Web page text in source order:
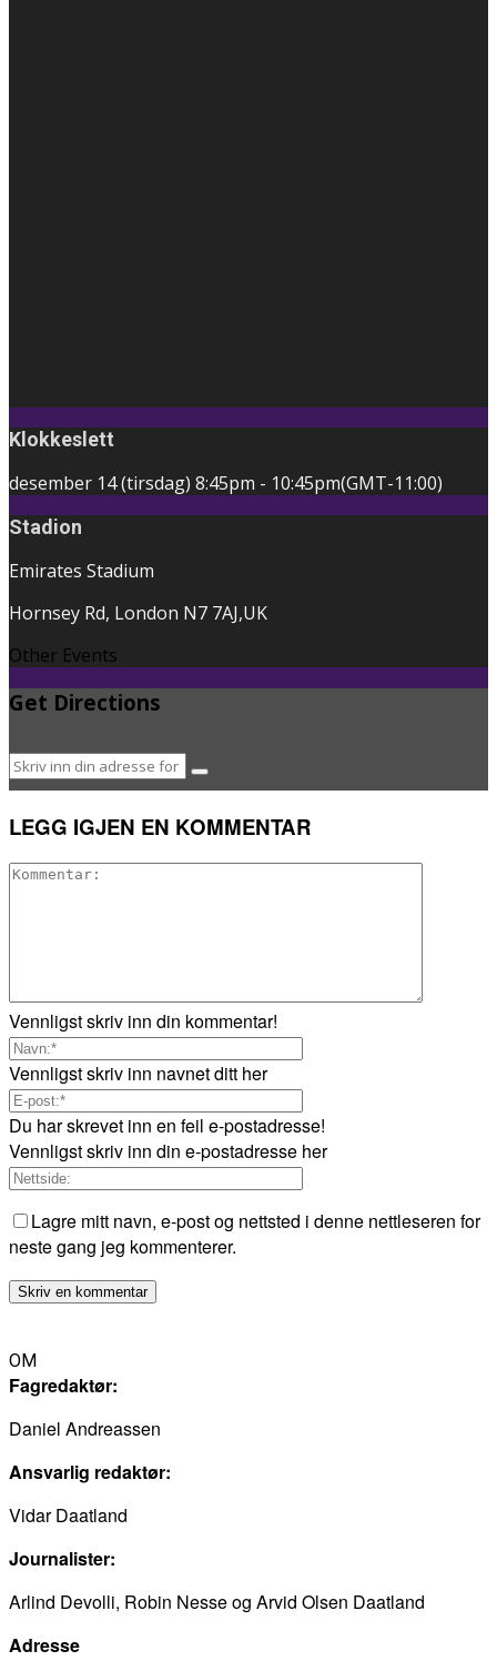
Klokkeslett
desember 14 (tirsdag) 8:45pm - 10:45pm(GMT-11:00)
Stadion
Emirates Stadium
Hornsey Rd, London N7 7AJ,UK
Other Events
Get Directions
LEGG IGJEN EN KOMMENTAR
Vennligst skriv inn din kommentar!
Vennligst skriv inn navnet ditt her
Du har skrevet inn en feil e-postadresse!
Vennligst skriv inn din e-postadresse her
Lagre mitt navn, e-post og nettsted i denne nettleseren for
neste gang jeg kommenterer.
OM
Fagredaktør:
Daniel Andreassen
Ansvarlig redaktør:
Vidar Daatland
Journalister:
Arlind Devolli, Robin Nesse og Arvid Olsen Daatland
Adresse